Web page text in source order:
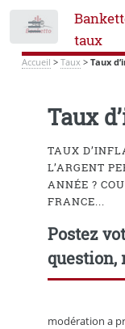
taux
Accueil > Taux > Taux
Taux
TAUX
L’ARGENT
ANNÉE ?
FRANCE...
Postez
question,
modération a